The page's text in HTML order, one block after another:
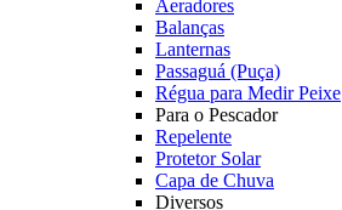
Aeradores
Balanças
Lanternas
Passaguá (Puça)
Régua para Medir Peixe
Para o Pescador
Repelente
Protetor Solar
Capa de Chuva
Diversos